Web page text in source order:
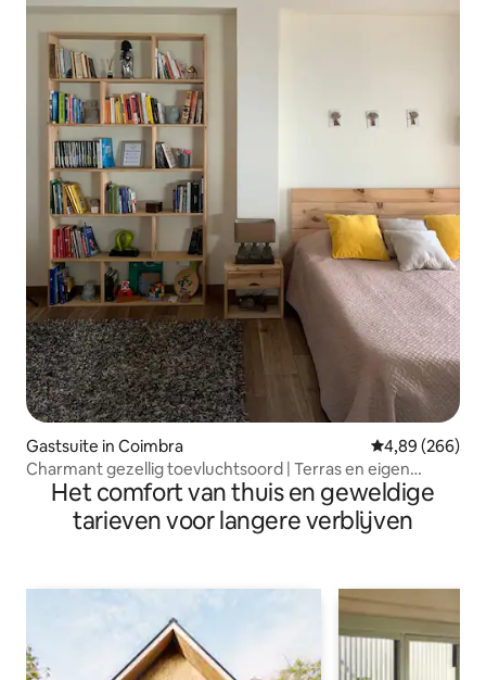
Gastsuite in Coimbra Gemiddelde
4,89 (266)
Charmant gezellig toevluchtsoord | Terras en eigen
balkon
Het comfort van thuis en geweldige
tarieven voor langere verblijven